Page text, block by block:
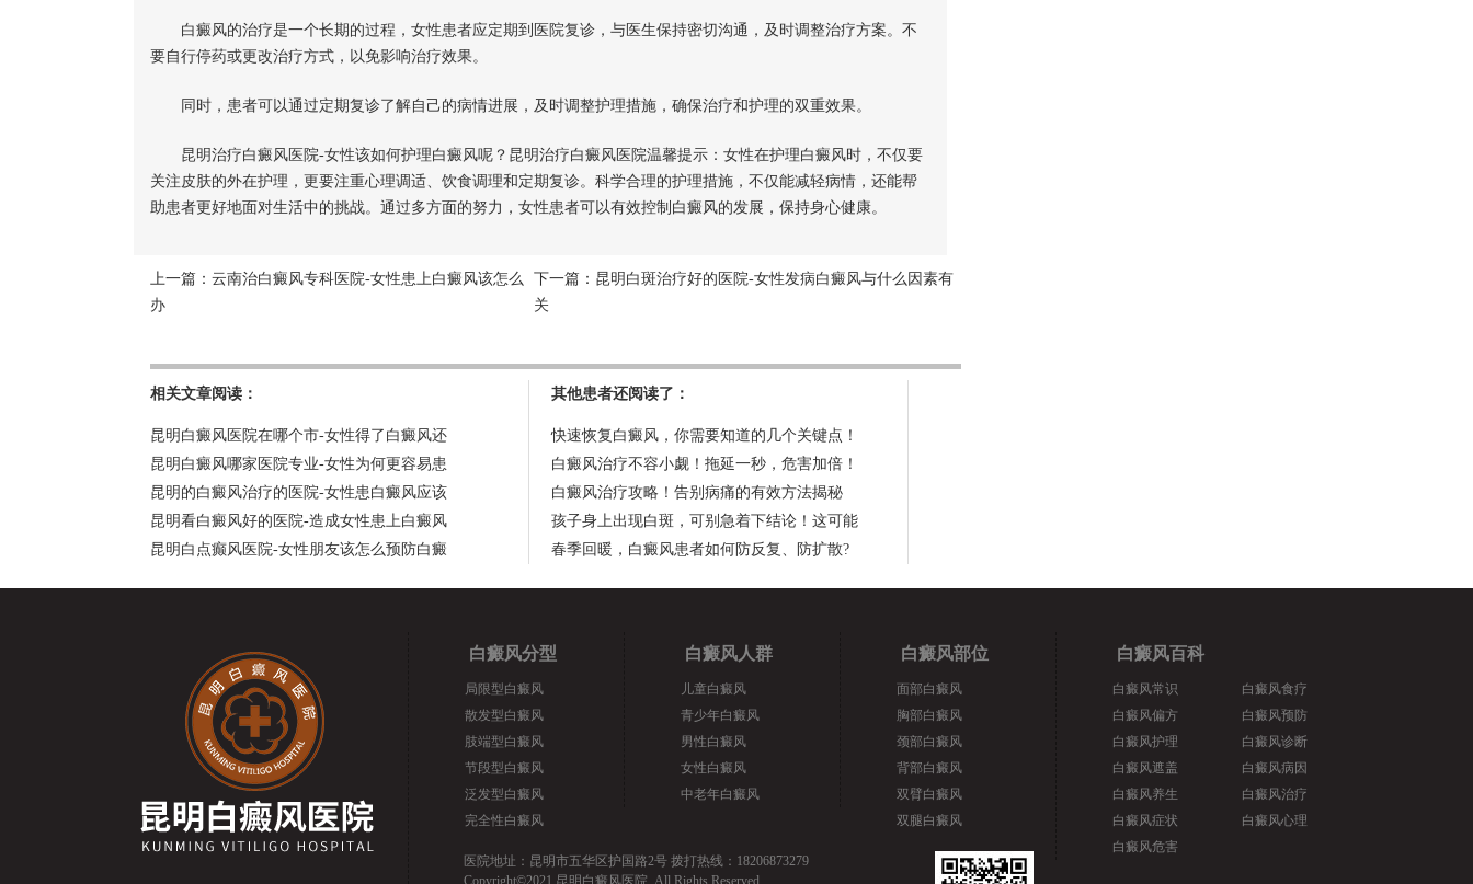
白癜风的治疗是一个长期的过程，女性患者应定期到医院复诊，与医生保持密切沟通，及时调整治疗方案。不
要自行停药或更改治疗方式，以免影响治疗效果。
同时，患者可以通过定期复诊了解自己的病情进展，及时调整护理措施，确保治疗和护理的双重效果。
昆明治疗白癜风医院-女性该如何护理白癜风呢？昆明治疗白癜风医院温馨提示：女性在护理白癜风时，不仅要
关注皮肤的外在护理，更要注重心理调适、饮食调理和定期复诊。科学合理的护理措施，不仅能减轻病情，还能帮
助患者更好地面对生活中的挑战。通过多方面的努力，女性患者可以有效控制白癜风的发展，保持身心健康。
上一篇： 云南治白癜风专科医院-女性患上白癜风该怎么
办
下一篇： 昆明白斑治疗好的医院-女性发病白癜风与什么因素有
关
相关文章阅读：
昆明白癜风医院在哪个市-女性得了白癜风还
昆明白癜风哪家医院专业-女性为何更容易患
昆明的白癜风治疗的医院-女性患白癜风应该
昆明看白癜风好的医院-造成女性患上白癜风
昆明白点癫风医院-女性朋友该怎么预防白癜
其他患者还阅读了：
快速恢复白癜风，你需要知道的几个关键点！
白癜风治疗不容小觑！拖延一秒，危害加倍！
白癜风治疗攻略！告别病痛的有效方法揭秘
孩子身上出现白斑，可别急着下结论！这可能
春季回暖，白癜风患者如何防反复、防扩散?
白癜风分型
局限型白癜风
散发型白癜风
肢端型白癜风
节段型白癜风
泛发型白癜风
完全性白癜风
白癜风人群
儿童白癜风
青少年白癜风
男性白癜风
女性白癜风
中老年白癜风
白癜风部位
面部白癜风
胸部白癜风
颈部白癜风
背部白癜风
双臂白癜风
双腿白癜风
白癜风百科
白癜风常识
白癜风偏方
白癜风护理
白癜风遮盖
白癜风养生
白癜风症状
白癜风危害
白癜风食疗
白癜风预防
白癜风诊断
白癜风病因
白癜风治疗
白癜风心理
医院地址：昆明市五华区护国路2号 拨打热线：18206873279
Copyright©2021 昆明白癜风医院. All Rights Reserved